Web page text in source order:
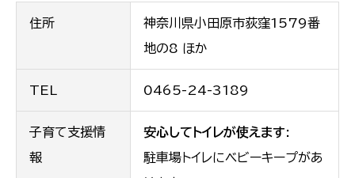
住所
神奈川県小田原市荻窪1579番
地の8 ほか
TEL 0465-24-3189
子育て支援情
報
安心してトイレが使えます:
駐車場トイレにベビーキープがあ